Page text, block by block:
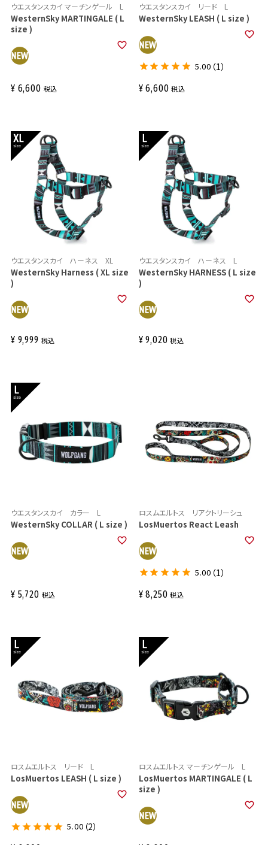
ウエスタンスカイ マーチンゲール L
WesternSky MARTINGALE ( L
size )
¥ 6,600 税込
ウエスタンスカイ リード L
WesternSky LEASH ( L size )
¥ 6,600 税込
5.00 （1）
ウエスタンスカイ ハーネス XL
WesternSky Harness ( XL size
)
¥ 9,999 税込
ウエスタンスカイ ハーネス L
WesternSky HARNESS ( L size
)
¥ 9,020 税込
ウエスタンスカイ カラー L
WesternSky COLLAR ( L size )
¥ 5,720 税込
ロスムエルトス リアクトリーシュ
LosMuertos React Leash
¥ 8,250 税込
5.00 （1）
ロスムエルトス リード L
LosMuertos LEASH ( L size )
5.00 （2）
ロスムエルトス マーチンゲール L
LosMuertos MARTINGALE ( L
size )